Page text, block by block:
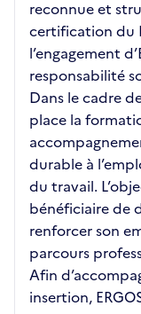
reconnue et
certification du
l’engagement
responsabilité
Dans le cadre
place la
durable à
du travail.
bénéficiaire de
renforcer son
parcours
Afin
insertion,